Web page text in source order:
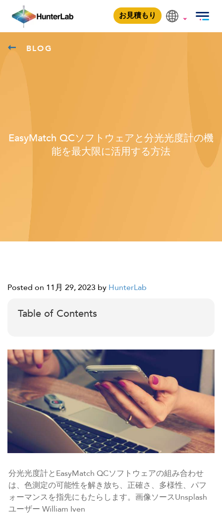
お見積もり
BLOG
EasyMatch QCソフトウェアと分光光度計の機
能を最大限に活用する方法
Posted on 11月 29, 2023 by HunterLab
Table of Contents
分光光度計とEasyMatch QCソフトウェアの組み合わせ
は、色測定の可能性を解き放ち、正確さ、多様性、パフ
ォーマンスを指先にもたらします。画像ソースUnsplash
ユーザー William Iven